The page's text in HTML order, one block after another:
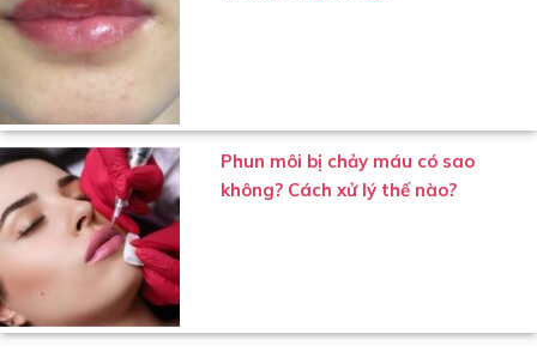
Phun môi bị chảy máu có sao
không? Cách xử lý thế nào?